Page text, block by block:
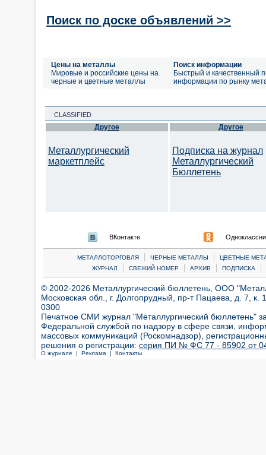
Поиск по доске объявлений >>
Цены на металлы
Мировые и российские цены на
черные и цветные металлы
Поиск информации
Быстрый и качественный
информации по рынку
CLASSIFIED
Другое
Металлургический
маркетплейс
Другое
Подписка на журнал
Металлургический
Бюллетень
ВКонтакте
МЕТАЛЛОТОРГОВЛЯ | ЧЕРНЫЕ МЕТАЛЛЫ |
ЦВЕТНЫЕ
ЖУРНАЛ
| СВЕЖИЙ НОМЕР | АРХИВ | ПОДПИСКА |
© 2002-2026 Металлургический бюллетень, ООО
Московская обл., г. Долгопрудный, пр-т Пацаева, д. 7,
0300
Печатное СМИ журнал "Металлургический бюллетень"
Федеральной службой по надзору в сфере связи,
массовых коммуникаций (Роскомнадзор),
решения о регистрации: серия ПИ № ФС 77 - 85902 от 04
О журнале | Реклама | Контакты